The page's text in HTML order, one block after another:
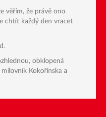
věřím, že právě ono
chtít každý den vracet
obklopená
Kokořínska a